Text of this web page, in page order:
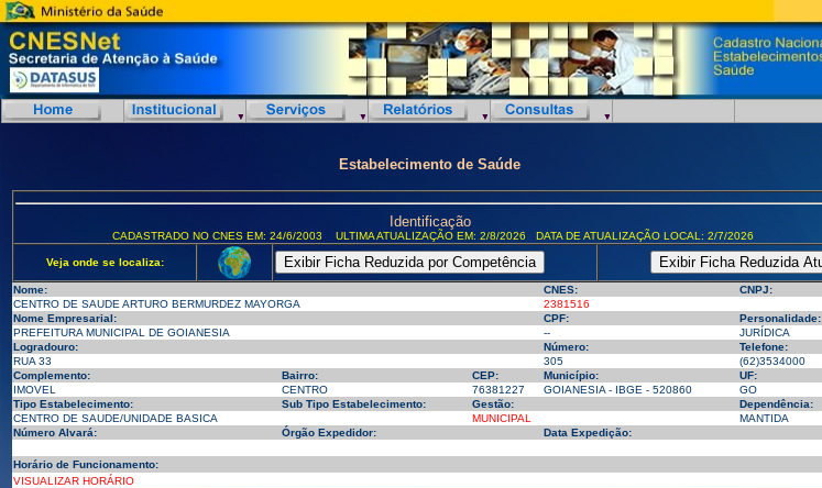
Estabelecimento de Saúde
Identificação
CADASTRADO NO CNES EM: 24/6/2003 ULTIMA ATUALIZAÇÃO EM: 2/8/2026 DATA DE ATUALIZAÇÃO LOCAL: 2/7/2026
Veja onde se localiza:
Nome: CNES:
CNPJ:
CENTRO DE SAUDE ARTURO BERMURDEZ MAYORGA
2381516
Nome Empresarial:
CPF:
Personalidade:
PREFEITURA MUNICIPAL DE GOIANESIA
--
JURÍDICA
Logradouro:
Número:
Telefone:
RUA 33
305
(62)3534000
Complemento:
Bairro: CEP: Município:
UF:
IMOVEL
CENTRO 76381227 GOIANESIA - IBGE - 520860
GO
Tipo Estabelecimento:
Sub Tipo Estabelecimento: Gestão:
Dependência:
CENTRO DE SAUDE/UNIDADE BASICA
MUNICIPAL
MANTIDA
Número Alvará:
Órgão Expedidor: Data Expedição:
Horário de Funcionamento:
VISUALIZAR HORÁRIO